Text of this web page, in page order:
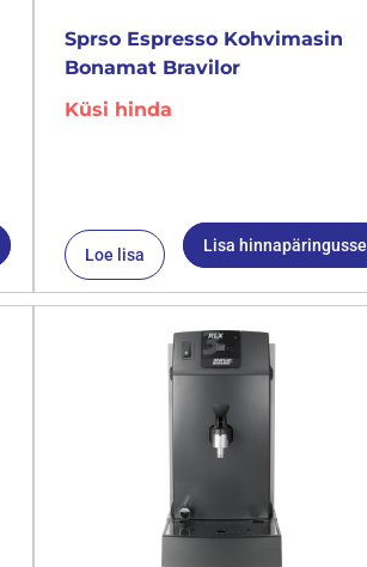
Sprso Espresso Kohvimasin
Bonamat Bravilor
Küsi hinda
Loe lisa Lisa hinnapäringusse